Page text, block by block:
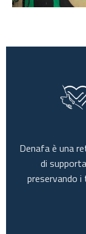
Denafa è una
di
preservando